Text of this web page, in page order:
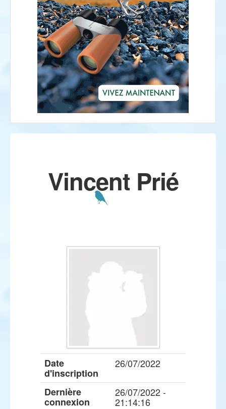
Vincent Prié
Date
d'inscription
26/07/2022
Dernière
connexion
26/07/2022 -
21:14:16